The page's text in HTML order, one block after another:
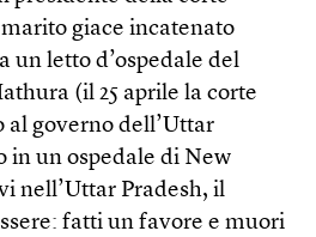
giace incatenato
un letto d’ospedale del
(il 25 aprile la corte
al governo dell’Uttar
in un ospedale di New
nell’Uttar Pradesh, il
fatti un favore e muori